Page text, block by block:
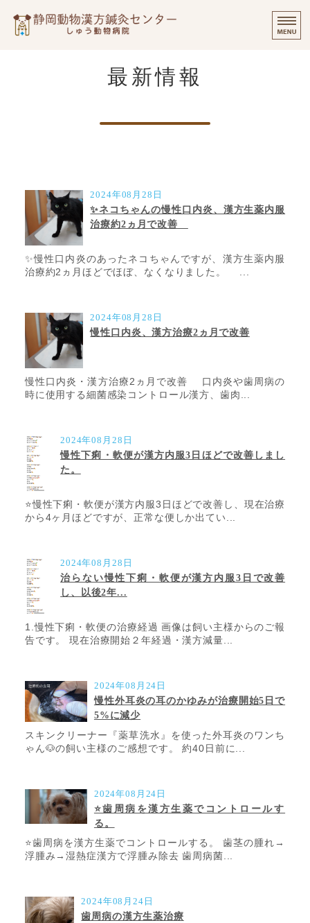
オンラインでのご相談
最新情報
2024年08月28日
✨ネコちゃんの慢性口内炎、漢方生薬内服
治療約2ヵ月で改善
✨慢性口内炎のあったネコちゃんですが、漢方生薬内服
治療約2ヵ月ほどでほぼ、なくなりました。 ...
2024年08月28日
慢性口内炎、漢方治療2ヵ月で改善
慢性口内炎・漢方治療2ヵ月で改善 口内炎や歯周病の
時に使用する細菌感染コントロール漢方、歯肉...
2024年08月28日
慢性下痢・軟便が漢方内服3日ほどで改善しまし
た。
⭐️慢性下痢・軟便が漢方内服3日ほどで改善し、現在治療
から4ヶ月ほどですが、正常な便しか出てい...
2024年08月28日
治らない慢性下痢・軟便が漢方内服3日で改善
し、以後2年...
1.慢性下痢・軟便の治療経過 画像は飼い主様からのご報
告です。 現在治療開始２年経過・漢方減量...
2024年08月24日
慢性外耳炎の耳のかゆみが治療開始5日で
5%に減少
スキンクリーナー『薬草洗水』を使った外耳炎のワンち
ゃん🐶の飼い主様のご感想です。 約40日前に...
2024年08月24日
⭐️歯周病を漢方生薬でコントロールす
る。
⭐️歯周病を漢方生薬でコントロールする。 歯茎の腫れ→
浮腫み→湿熱症漢方で浮腫み除去 歯周病菌...
2024年08月24日
歯周病の漢方生薬治療